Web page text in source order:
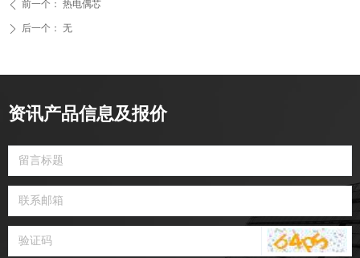
ꄴ 前一个： 热电偶芯
ꄲ 后一个： 无
资讯产品信息及报价